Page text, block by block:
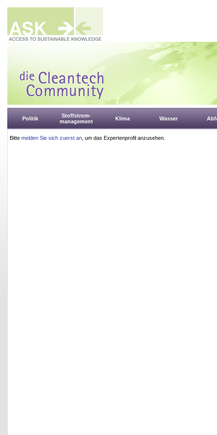
Politik
Stoffstrom-
management
Klima Wasser
Bitte melden Sie sich zuerst an , um das Expertenprofil anzusehen.